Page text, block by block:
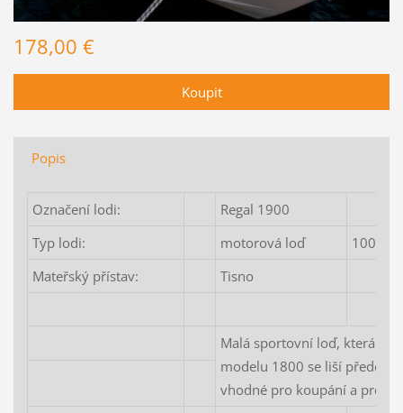
178,00 €
Popis
Označení lodi:
Regal 1900
Typ lodi:
motorová loď
10027
Mateřský přístav:
Tisno
Malá sportovní loď, která je
modelu 1800 se liší
vhodné pro koupání a pro